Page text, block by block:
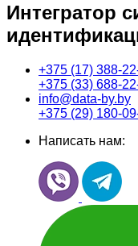
Интегратор
+375 (17) 388-
+375 (33) 688-
info@data-by.by
+375 (29) 180-
Написать нам: